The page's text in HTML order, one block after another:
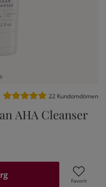
Medelbetyg 5 av 5 Antal
22 Kundomdömen
AHA Cleanser
Favorit